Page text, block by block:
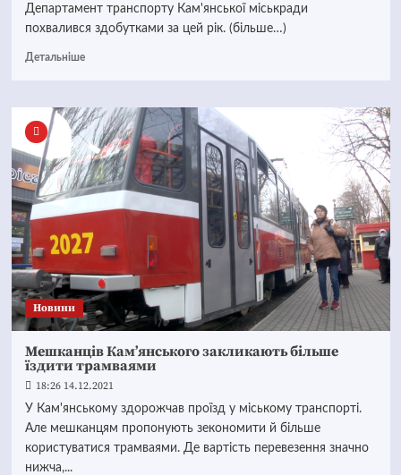
Департамент транспорту Кам'янської міськради
похвалився здобутками за цей рік. (більше…)
Детальніше
Новини
Мешканців Кам’янського закликають більше
їздити трамваями
18:26 14.12.2021
У Кам'янському здорожчав проїзд у міському транспорті.
Але мешканцям пропонують зекономити й більше
користуватися трамваями. Де вартість перевезення значно
нижча,...